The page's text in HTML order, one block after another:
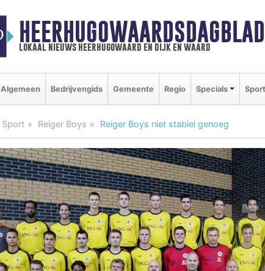
lokaal nieuws heerhugowaard en dijk en waard
Algemeen Bedrijvengids Gemeente Regio Specials Sport
Sport Reiger Boys Reiger Boys niet stabiel genoeg